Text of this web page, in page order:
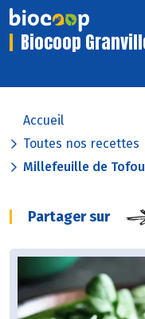
Biocoop
Accueil
Toutes nos recettes
Millefeuille de
Partager sur